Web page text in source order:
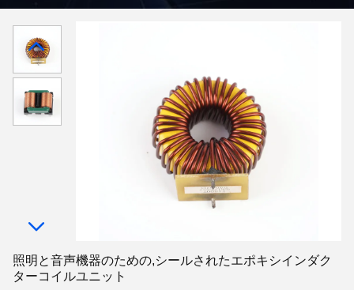
照明と音声機器のための,シールされたエポキシインダク
ターコイルユニット